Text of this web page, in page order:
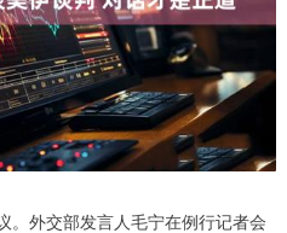
。外交部发言人毛宁在例行记者会